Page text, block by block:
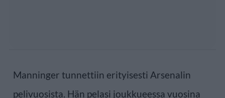
Manninger tunnettiin erityisesti Arsenalin
pelivuosista. Hän pelasi joukkueessa vuosina